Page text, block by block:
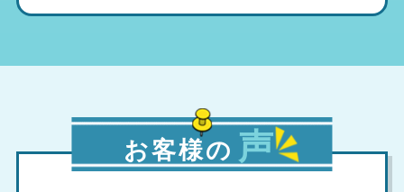
お客様の 声